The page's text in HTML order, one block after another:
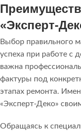
«Эксперт-
Выбор правильного
успеха при работе с
важна
фактуры под
этапах ремонта.
«Эксперт-Деко»
Обращаясь к